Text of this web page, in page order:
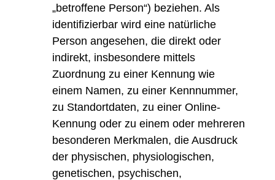
„betroffene Person“) beziehen. Als
identifizierbar wird eine natürliche
Person angesehen, die direkt oder
indirekt, insbesondere mittels
Zuordnung zu einer Kennung wie
einem Namen, zu einer Kennnummer,
zu Standortdaten, zu einer Online-
Kennung oder zu einem oder mehreren
besonderen Merkmalen, die Ausdruck
der physischen, physiologischen,
genetischen, psychischen,